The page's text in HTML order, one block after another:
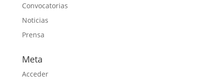
Convocatorias
Noticias
Prensa
Meta
Acceder